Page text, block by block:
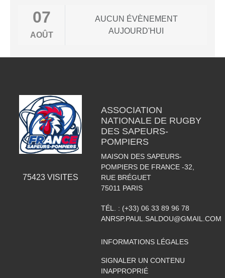
07
AOÛT
AUCUN ÉVÈNEMENT
AUJOURD'HUI
75423VISITES
ASSOCIATION
NATIONALE DE RUGBY
DES SAPEURS-
POMPIERS
MAISON DES SAPEURS-
POMPIERS DE FRANCE -32,
RUE BRÉGUET
75011 PARIS
TÉL. : (+33) 06 33 89 96 78
ANRSP.PAUL.SALDOU@GMAIL.COM
INFORMATIONS LÉGALES
SIGNALER UN CONTENU
INAPPROPRIÉ